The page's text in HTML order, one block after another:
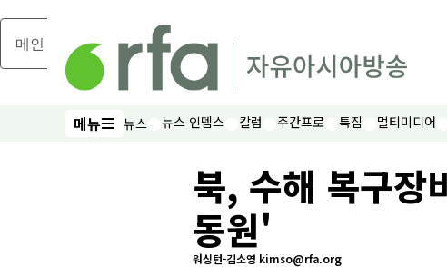
메인 콘텐츠로 건너뛰기
메뉴
메뉴 뉴스 뉴스 인뎁스 칼럼 주간프로 특집 멀티미디어
북, 수해 복구장
동원'
워싱턴-김소영 kimso@rfa.org